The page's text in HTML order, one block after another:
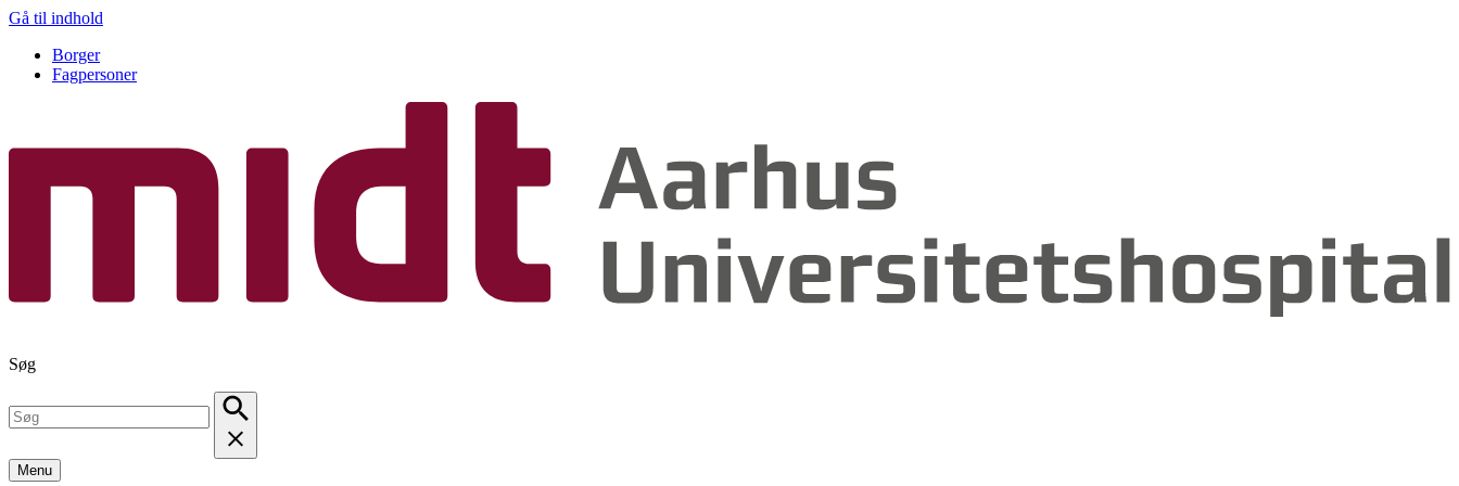
Gå til indhold
Borger
Fagpersoner
Søg
Menu